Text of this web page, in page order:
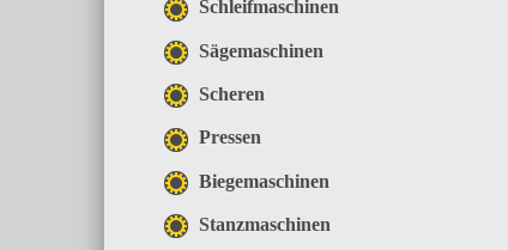
Schleifmaschinen
Sägemaschinen
Scheren
Pressen
Biegemaschinen
Stanzmaschinen